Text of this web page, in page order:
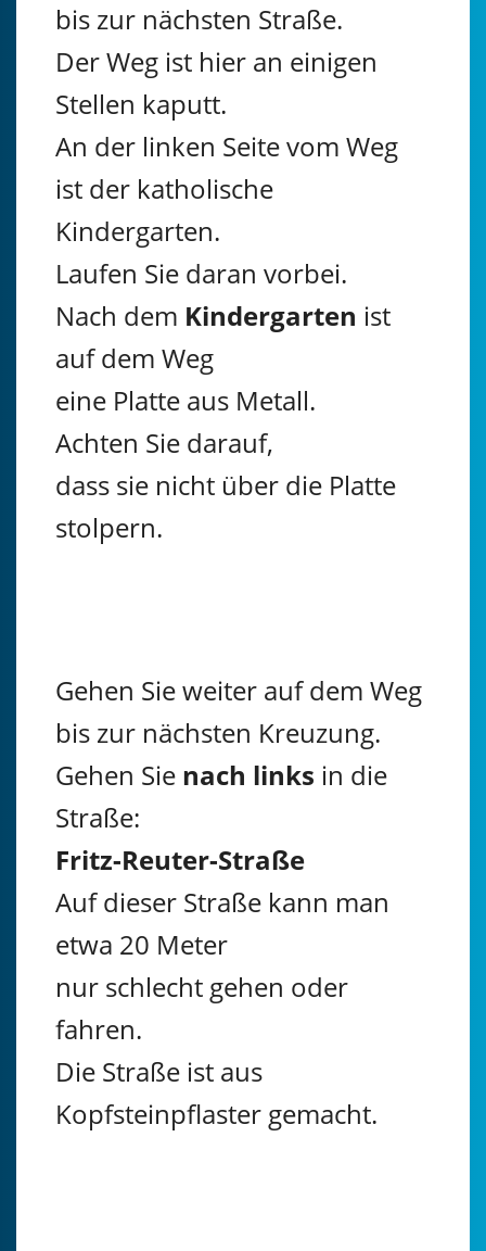
bis zur nächsten Straße.
Der Weg ist hier an einigen
Stellen kaputt.
An der linken Seite vom Weg
ist der katholische
Kindergarten.
Laufen Sie daran vorbei.
Nach dem Kindergarten ist
auf dem Weg
eine Platte aus Metall.
Achten Sie darauf,
dass sie nicht über die Platte
stolpern.
Gehen Sie weiter auf dem Weg
bis zur nächsten Kreuzung.
Gehen Sie nach links in die
Straße:
Fritz-Reuter-Straße
Auf dieser Straße kann man
etwa 20 Meter
nur schlecht gehen oder
fahren.
Die Straße ist aus
Kopfsteinpflaster gemacht.